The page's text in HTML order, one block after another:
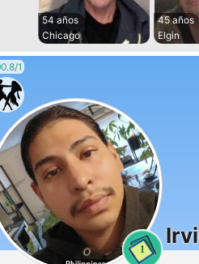
54 años
Chicago
45 años
Elgin
0.8/1
1